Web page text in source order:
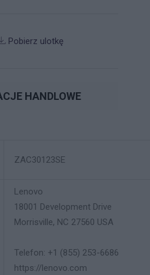
Pobierz ulotkę
HANDLOWE
ZAC30123SE
Lenovo
18001 Development Drive
Morrisville, NC 27560 USA
Telefon: +1 (855) 253-6686
https://lenovo.com